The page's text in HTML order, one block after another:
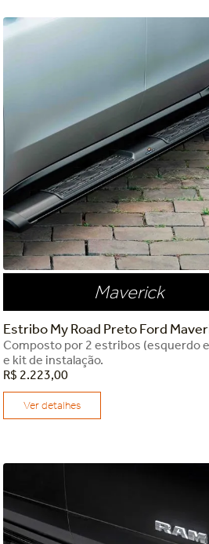
Maverick
Estribo My Road Preto Ford
Composto por 2 estribos (esquerdo
e kit de instalação.
R$ 2.223,00
Ver detalhes